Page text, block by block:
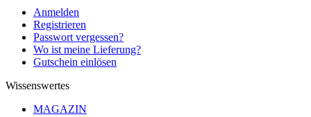
Anmelden
Registrieren
Passwort vergessen?
Wo ist meine Lieferung?
Gutschein einlösen
Wissenswertes
MAGAZIN